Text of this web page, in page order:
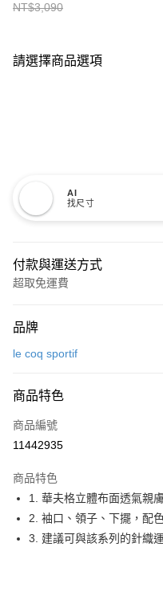
NT$3,090
請選擇商品選項
AI
找尺寸
付款與運送方式
超取免運費
信用卡一次付款
LINE Pay
Apple Pay
悠遊付
大哥付你分期
相關說明
品牌
le coq sportif
商品特色
商品編號
11442935
商品特色
1. 華夫格立體布面透氣親
2. 袖口、領子、下擺，配
3. 建議可與該系列的針織